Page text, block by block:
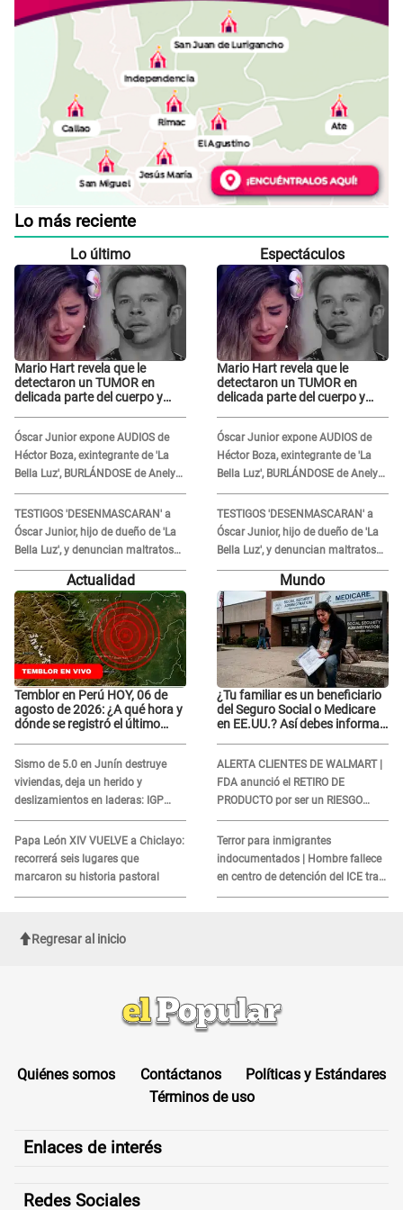
Lo más reciente
Lo último
Mario Hart revela que le
detectaron un TUMOR en
delicada parte del cuerpo y
muy fuertes..."
Óscar Junior expone AUDIOS de
Héctor Boza, exintegrante de 'La
Bella Luz', BURLÁNDOSE de Anely
Dávila tras acusarlo de maltrato:
"Grábame..."
TESTIGOS 'DESENMASCARAN' a
Óscar Junior, hijo de dueño de 'La
Bella Luz', y denuncian maltratos
en la orquesta: "Los humilla..."
Espectáculos
Mario Hart revela que le
detectaron un TUMOR en
delicada parte del cuerpo y
muy fuertes..."
Óscar Junior expone AUDIOS de
Héctor Boza, exintegrante de 'La
Bella Luz', BURLÁNDOSE de Anely
Dávila tras acusarlo de maltrato:
"Grábame..."
TESTIGOS 'DESENMASCARAN' a
Óscar Junior, hijo de dueño de 'La
Bella Luz', y denuncian maltratos
en la orquesta: "Los humilla..."
Actualidad
Temblor en Perú HOY, 06 de
agosto de 2026: ¿A qué hora y
dónde se registró el último
Sismo de 5.0 en Junín destruye
viviendas, deja un herido y
deslizamientos en laderas: IGP
alerta sobre posibles réplicas
Papa León XIV VUELVE a Chiclayo:
recorrerá seis lugares que
marcaron su historia pastoral
Mundo
¿Tu familiar es un beneficiario
del Seguro Social o Medicare
en EE.UU.? Así debes informar
ALERTA CLIENTES DE WALMART |
FDA anunció el RETIRO DE
PRODUCTO por ser un RIESGO
MORTAL para consumidores: ¿Cuál
es?
Terror para inmigrantes
indocumentados | Hombre fallece
en centro de detención del ICE tras
sufrir una "emergencia médica"
Regresar al inicio
Quiénes somos Contáctanos
Políticas y Estándares
Términos de uso
Enlaces de interés
Redes Sociales